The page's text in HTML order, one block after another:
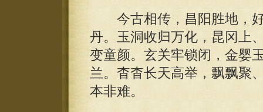
今古相传，昌阳胜地，好
丹。玉洞收归万化，昆冈上
变童颜。玄关牢锁闭，金婴
兰。杳杳长天高举，飘飘聚
本非难。